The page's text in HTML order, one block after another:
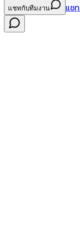
แชทกับทีมงาน แช